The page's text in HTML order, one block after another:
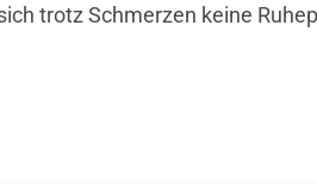
trotz Schmerzen keine